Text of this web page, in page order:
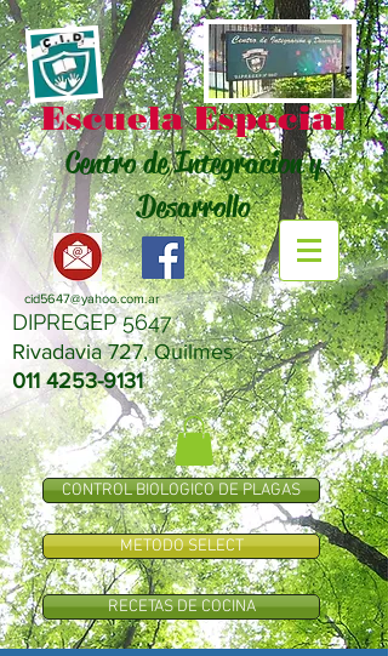
Escuela Especial
Centro de Integracion y
Desarrollo
cid5647@yahoo.com.ar
DIPREGEP 5647
Rivadavia 727, Quilmes
011 4253-9131
CONTROL BIOLOGICO DE PLAGAS
METODO SELECT
RECETAS DE COCINA